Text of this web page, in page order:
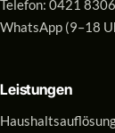
Telefon: 0421
WhatsApp (9–18
Leistungen